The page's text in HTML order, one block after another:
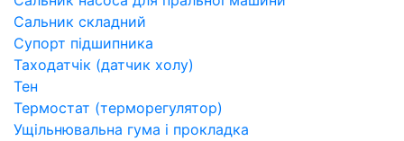
Сальник складний
Супорт підшипника
Таходатчік (датчик холу)
Тен
Термостат (терморегулятор)
Ущільнювальна гума і прокладка